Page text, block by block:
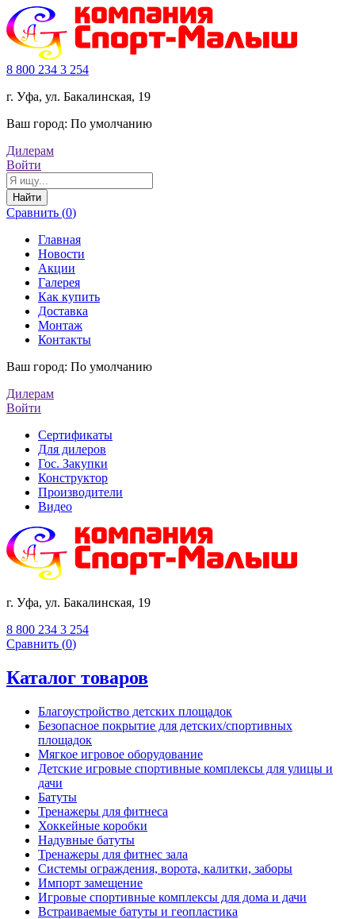
8 800 234 3 254
г. Уфа, ул. Бакалинская, 19
Ваш город: По умолчанию
Дилерам
Войти
Найти
Сравнить (0)
Главная
Новости
Акции
Галерея
Как купить
Доставка
Монтаж
Контакты
Ваш город: По умолчанию
Дилерам
Войти
Сертификаты
Для дилеров
Гос. Закупки
Конструктор
Производители
Видео
г. Уфа, ул. Бакалинская, 19
8 800 234 3 254
Сравнить (0)
Каталог товаров
Благоустройство детских площадок
Безопасное покрытие для детских/спортивных
площадок
Мягкое игровое оборудование
Детские игровые спортивные комплексы для улицы и
дачи
Батуты
Тренажеры для фитнеса
Хоккейные коробки
Надувные батуты
Тренажеры для фитнес зала
Системы ограждения, ворота, калитки, заборы
Импорт замещение
Игровые спортивные комплексы для дома и дачи
Встраиваемые батуты и геопластика